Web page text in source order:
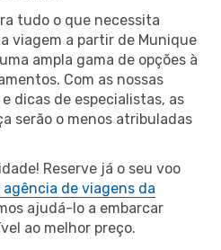
tudo o que necessita
viagem a partir de Munique
ampla gama de opções à
Com as nossas
dicas de especialistas, as
serão o menos atribuladas
Reserve já o seu voo
agência de viagens da
ajudá-lo a embarcar
ao melhor preço.